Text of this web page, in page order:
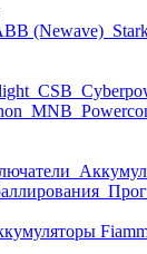
(Newave)
CSB
MNB